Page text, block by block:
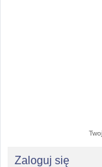
Zaloguj się